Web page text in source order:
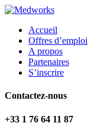
Accueil
Offres d’emploi
A propos
Partenaires
S’inscrire
Contactez-nous
+33 1 76 64 11 87